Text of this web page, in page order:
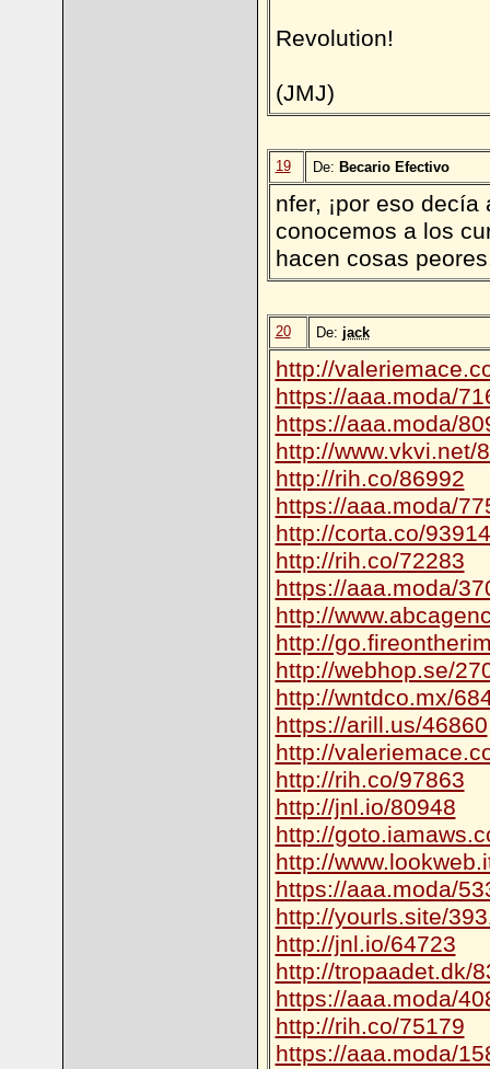
Revolution!
(JMJ)
19 De: Becario Efectivo
nfer, ¡por eso
conocemos a los
hacen cosas
20 De: jack
http://
https://aaa.moda/
https://aaa.moda/
http://www.vkvi.net/
http://rih.co/86992
https://aaa.moda/
http://corta.co/93914
http://rih.co/72283
https://aaa.moda/
http://
http://
http://webhop.se/
http://wntdco.mx/
https://arill.us/46860
http://
http://rih.co/97863
http://jnl.io/80948
http://
http://
https://aaa.moda/
http://yourls.site/
http://jnl.io/64723
http://tropaadet.dk/
https://aaa.moda/
http://rih.co/75179
https://aaa.moda/